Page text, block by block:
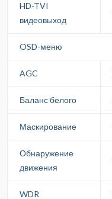
HD-TVI
видеовыход
OSD-меню
AGC
Баланс белого
Маскирование
Обнаружение
движения
WDR